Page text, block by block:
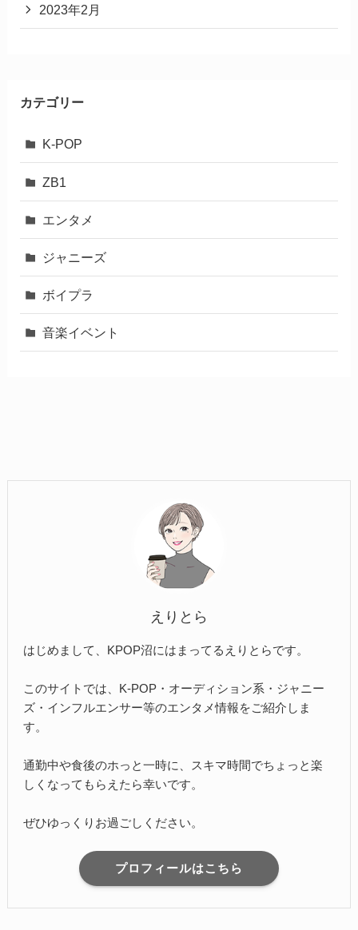
2023年2月
カテゴリー
K-POP
ZB1
エンタメ
ジャニーズ
ボイプラ
音楽イベント
えりとら
はじめまして、KPOP沼にはまってるえりとらです。
このサイトでは、K-POP・オーディション系・ジャニー
ズ・インフルエンサー等のエンタメ情報をご紹介しま
す。
通勤中や食後のホっと一時に、スキマ時間でちょっと楽
しくなってもらえたら幸いです。
ぜひゆっくりお過ごしください。
プロフィールはこちら